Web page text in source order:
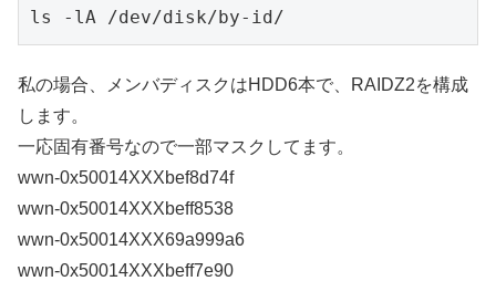
ls -lA /dev/disk/by-id/
私の場合、メンバディスクはHDD6本で、RAIDZ2を構成
します。
一応固有番号なので一部マスクしてます。
wwn-0x50014XXXbef8d74f
wwn-0x50014XXXbeff8538
wwn-0x50014XXX69a999a6
wwn-0x50014XXXbeff7e90